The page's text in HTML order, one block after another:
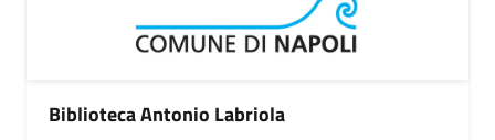
Biblioteca Antonio Labriola